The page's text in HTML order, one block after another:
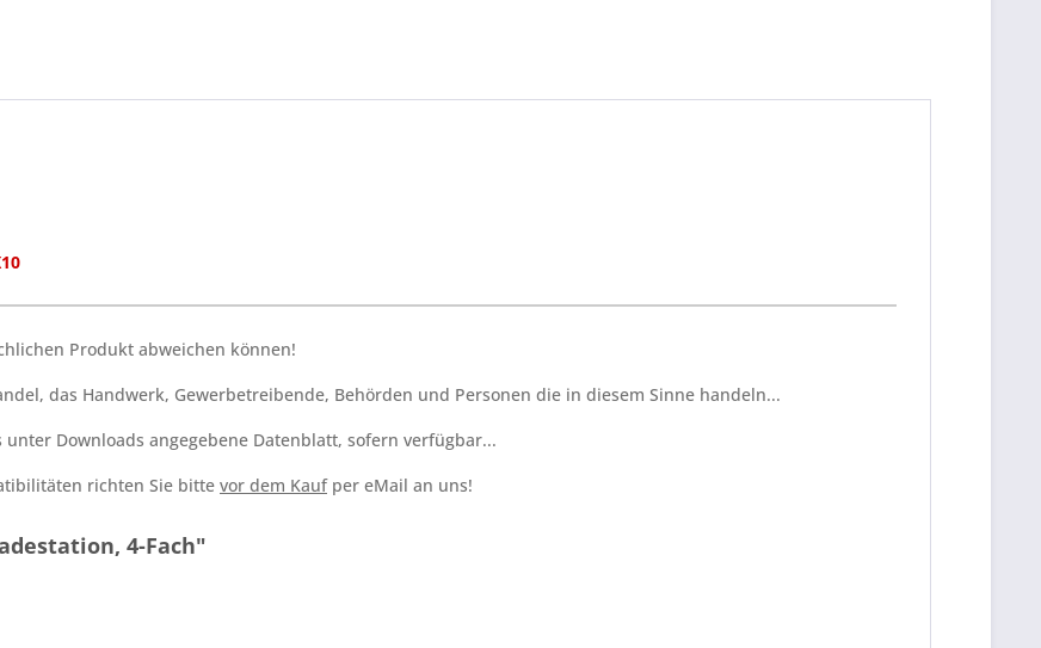
Produkt abweichen können!
das Handwerk, Gewerbetreibende, Behörden und Personen die in diesem Sinne handeln...
Downloads angegebene Datenblatt, sofern verfügbar...
richten Sie bitte vor dem Kaufper eMail an uns!
4-Fach"